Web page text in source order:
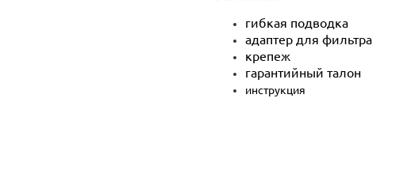
гибкая подводка
адаптер для фильтра
крепеж
гарантийный талон
инструкция